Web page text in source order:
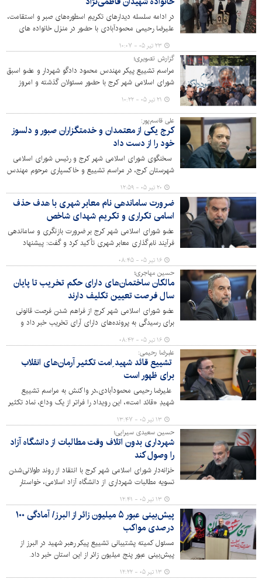
در ادامه سلسله دیدارهای تکریمِ اسطوره‌های صبر و استقامت،
علیرضا رحیمی محمودآبادی با حضور در منزل خانواده های
معظم سردار شهید «وحید فاطمی‌نژاد» و شهید «محمدجواد
فاطمی‌نژاد»، ضمن پاسداشت مقام شامخ این دلاورمردان، بر
تداوم مسیر خدمت به خانواده‌های معظم شهدا به‌عنوان
پرچمدارانِ واقعیِ فرهنگ مقاومت تأکید نمود.
۲۳ تیر ۰۵ - ۱۰:۰۷
گزارش تصویری؛
مراسم تشییع پیکر مهندس محمود دادگو شهردار و عضو اسبق
شورای اسلامی شهر کرج با حضور مسئولان گذشته و امروز
شهر و استان برگزار شد.
۲۱ تیر ۰۵ - ۱۰:۲۲
علی قاسم‌پور:
کرج یکی از معتمدان و خدمتگزاران صبور و دلسوز
خود را از دست داد
سخنگوی شورای اسلامی شهر کرج و رئیس شورای اسلامی
شهرستان کرج، در مراسم تشییع و خاکسپاری مرحوم مهندس
محمود دادگو، وی را از چهره‌های مورد اعتماد مردم و از
مدیران اثرگذار تاریخ شورای اسلامی شهر کرج توصیف کرد.
۲۰ تیر ۰۵ - ۱۲:۵۹
ضرورت ساماندهی نام‌ معابر شهری با هدف حذف
اسامی تکراری و تکریم شهدای شاخص
عضو شورای اسلامی شهر کرج بر ضرورت بازنگری و ساماندهی
فرآیند نام‌گذاری معابر شهری تأکید کرد و گفت: پیشنهاد
می‌شود شهرداری با تعیین یک متولی مشخص و ایجاد بانک
جامع نام معابر، فرآیند نام‌گذاری خیابان‌ها، کوچه‌ها و میادین
را به‌صورت یکپارچه مدیریت کند.
۱۶ تیر ۰۵ - ۰۸:۴۵
حسین مهاجری؛
مالکان ساختمان‌های دارای حکم تخریب تا پایان
سال فرصت تعیین تکلیف دارند
عضو شورای اسلامی شهر کرج از فراهم شدن فرصت قانونی
برای رسیدگی به پرونده‌های دارای آرای تخریب خبر داد و
گفت: مالکان مشمول این مصوبه تا پایان سال جاری می‌توانند
با اخذ تأییدیه‌های لازم، وضعیت ملک خود را تعیین تکلیف
کنند.
۱۶ تیر ۰۵ - ۰۸:۴۲
علبرضا رحیمی:
تشییع قائد شهید ِامت تکثیر آرمان‌های انقلاب
برای ظهور است
علیرضا رحیمی محمودآبادی،در واکنش به مراسم تشییع
شهیدِ «قائد امت»، این رویداد را فراتر از یک وداع، نماد تکثیر
آرمان‌ها،استحکام پیوند میان امت و امام و بعثت دیگری در
جامعه اسلامی دانست.
۱۳ تیر ۰۵ - ۱۳:۴۷
حسین سعیدی سیرایی؛
شهرداری بدون اتلاف وقت مطالبات از دانشگاه آزاد
را وصول کند
خزانه‌دار شورای اسلامی شهر کرج با انتقاد از روند طولانی‌شدن
تسویه مطالبات شهرداری از دانشگاه آزاد اسلامی، خواستار
پیگیری جدی و اقدام قانونی برای بازپس‌گیری حقوق
بیت‌المال و هزینه‌های صرف‌شده شد.
۱۳ تیر ۰۵ - ۱۲:۴۱
پیش‌بینی عبور ۵ میلیون زائر از البرز/ آمادگی ۱۰۰
درصدی مواکب
مسئول کمیته پشتیبانی تشییع پیکر رهبر شهید در البرز از
پیش‌بینی عبور پنج میلیون زائر از این استان خبر داد.
۱۳ تیر ۰۵ - ۱۲:۲۲